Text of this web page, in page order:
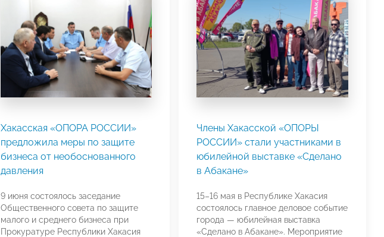
Хакасская «ОПОРА РОССИИ»
предложила меры по защите
бизнеса от необоснованного
давления
9 июня состоялось заседание
Общественного совета по защите
малого и среднего бизнеса при
Прокуратуре Республики Хакасия
Члены Хакасской «ОПОРЫ
РОССИИ» стали участниками в
юбилейной выставке «Сделано
в Абакане»
15–16 мая в Республике Хакасия
состоялось главное деловое событие
города — юбилейная выставка
«Сделано в Абакане». Мероприятие